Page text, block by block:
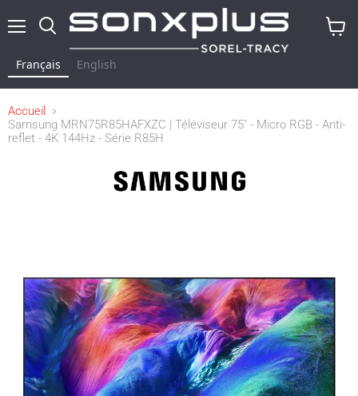
Français English
Accueil
Samsung MRN75R85HAFXZC | Téléviseur 75" - Micro RGB - Anti-
reflet - 4K 144Hz - Série R85H